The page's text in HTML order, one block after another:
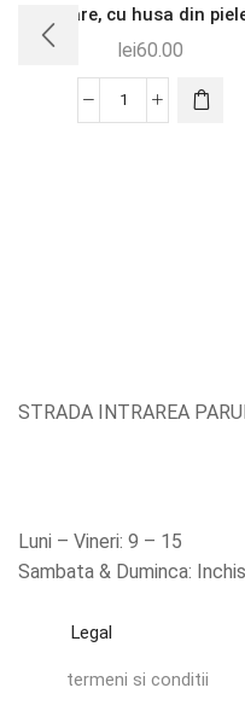
pahare, cu husa din
lei60.00
STRADA INTRAREA
Luni – Vineri: 9 – 15
Sambata & Duminca: Inchis
Legal
termeni si conditii